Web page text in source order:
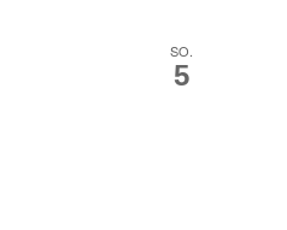
SO.
5